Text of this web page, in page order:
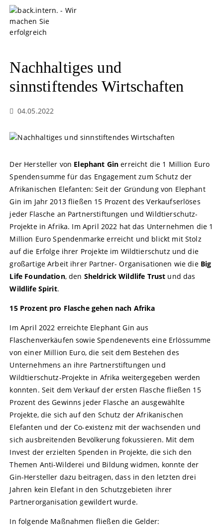
Nachhaltiges und
sinnstiftendes Wirtschaften
04.05.2022
Der Hersteller von Elephant Gin erreicht die 1 Million Euro
Spendensumme für das Engagement zum Schutz der
Afrikanischen Elefanten: Seit der Gründung von Elephant
Gin im Jahr 2013 fließen 15 Prozent des Verkaufserlöses
jeder Flasche an Partnerstiftungen und Wildtierschutz-
Projekte in Afrika. Im April 2022 hat das Unternehmen die 1
Million Euro Spendenmarke erreicht und blickt mit Stolz
auf die Erfolge ihrer Projekte im Wildtierschutz und die
großartige Arbeit ihrer Partner- Organisationen wie die Big
Life Foundation, den Sheldrick Wildlife Trust und das
Wildlife Spirit.
15 Prozent pro Flasche gehen nach Afrika
Im April 2022 erreichte Elephant Gin aus
Flaschenverkäufen sowie Spendenevents eine Erlössumme
von einer Million Euro, die seit dem Bestehen des
Unternehmens an ihre Partnerstiftungen und
Wildtierschutz-Projekte in Afrika weitergegeben werden
konnten. Seit dem Verkauf der ersten Flasche fließen 15
Prozent des Gewinns jeder Flasche an ausgewählte
Projekte, die sich auf den Schutz der Afrikanischen
Elefanten und der Co-existenz mit der wachsenden und
sich ausbreitenden Bevölkerung fokussieren. Mit dem
Invest der erzielten Spenden in Projekte, die sich den
Themen Anti-Wilderei und Bildung widmen, konnte der
Gin-Hersteller dazu beitragen, dass in den letzten drei
Jahren kein Elefant in den Schutzgebieten ihrer
Partnerorganisation gewildert wurde.
In folgende Maßnahmen fließen die Gelder: